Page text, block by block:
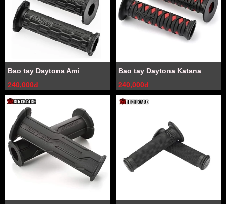
Bao tay Daytona Ami
240,000đ
Bao tay Daytona Katana
240,000đ